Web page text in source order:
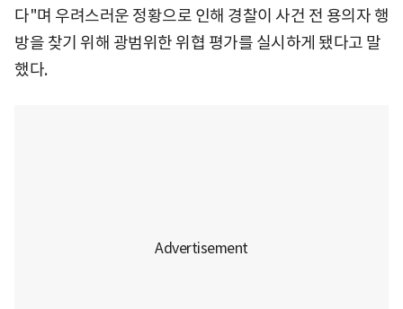
다"며 우려스러운 정황으로 인해 경찰이 사건 전 용의자 행
방을 찾기 위해 광범위한 위협 평가를 실시하게 됐다고 말
했다.